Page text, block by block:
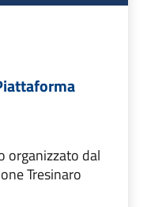
organizzato dal
Tresinaro